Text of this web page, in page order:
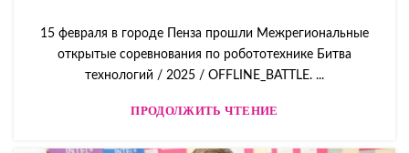
15 февраля в городе Пенза прошли Межрегиональные
открытые соревнования по робототехнике Битва
технологий / 2025 / OFFLINE_BATTLE. ...
ПРОДОЛЖИТЬ ЧТЕНИЕ